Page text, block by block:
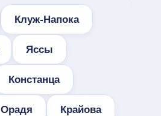
Клуж-Напока
Яссы
Констанца
Орадя Крайова